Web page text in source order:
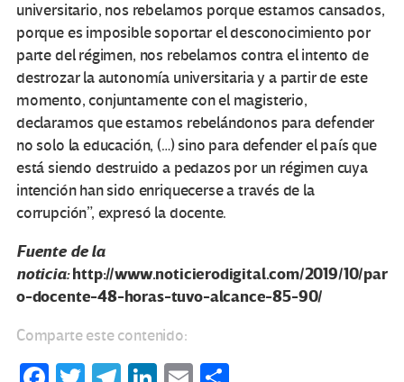
universitario, nos rebelamos porque estamos cansados,
porque es imposible soportar el desconocimiento por
parte del régimen, nos rebelamos contra el intento de
destrozar la autonomía universitaria y a partir de este
momento, conjuntamente con el magisterio,
declaramos que estamos rebelándonos para defender
no solo la educación, (…) sino para defender el país que
está siendo destruido a pedazos por un régimen cuya
intención han sido enriquecerse a través de la
corrupción”, expresó la docente.
Fuente de la
noticia:http://www.noticierodigital.com/2019/10/par
o-docente-48-horas-tuvo-alcance-85-90/
Comparte este contenido: